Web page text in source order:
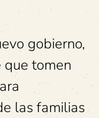
gobierno,
que tomen
las familias